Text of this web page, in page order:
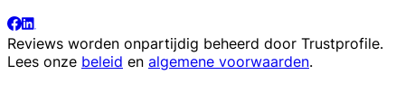
Reviews worden onpartijdig beheerd door Trustprofile.
Lees onze beleid en algemene voorwaarden.